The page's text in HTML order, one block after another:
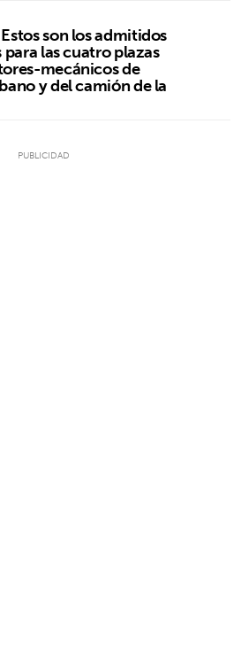
son los admitidos
las cuatro plazas
mecánicos de
y del camión de la